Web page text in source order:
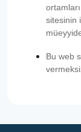
sitesinin
Bu web